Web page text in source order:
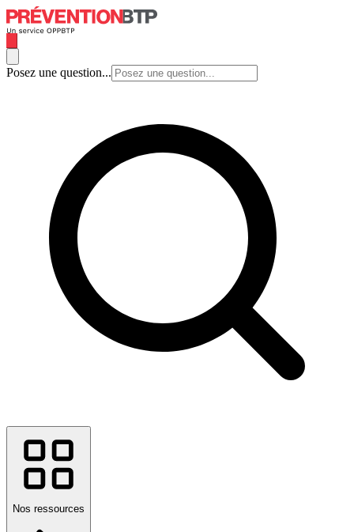
Posez une question...
Nos ressources